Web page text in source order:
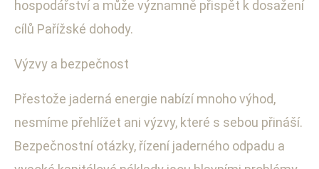
hospodářství a může významně přispět k dosažení
cílů Pařížské dohody.
Výzvy a bezpečnost
Přestože jaderná energie nabízí mnoho výhod,
nesmíme přehlížet ani výzvy, které s sebou přináší.
Bezpečnostní otázky, řízení jaderného odpadu a